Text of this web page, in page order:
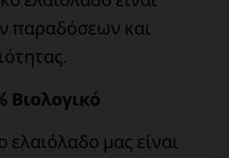
παραδόσεων και
Βιολογικό
ελαιόλαδο μας είναι